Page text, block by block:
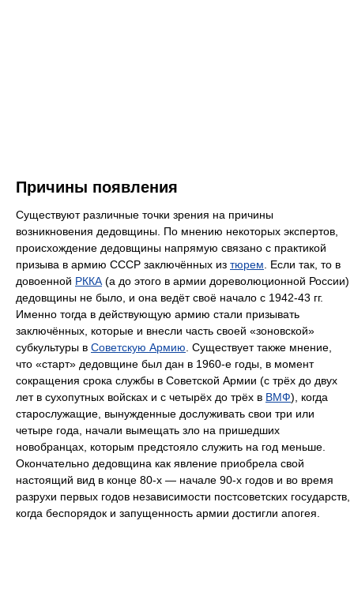
Причины появления
Существуют различные точки зрения на причины
возникновения дедовщины. По мнению некоторых экспертов,
происхождение дедовщины напрямую связано с практикой
призыва в армию СССР заключённых из тюрем . Если так, то в
довоенной РККА (а до этого в армии дореволюционной России)
дедовщины не было, и она ведёт своё начало с 1942-43 гг.
Именно тогда в действующую армию стали призывать
заключённых, которые и внесли часть своей «зоновской»
субкультуры в Советскую Армию . Существует также мнение,
что «старт» дедовщине был дан в 1960-е годы, в момент
сокращения срока службы в Советской Армии (с трёх до двух
лет в сухопутных войсках и с четырёх до трёх в ВМФ), когда
старослужащие, вынужденные дослуживать свои три или
четыре года, начали вымещать зло на пришедших
новобранцах, которым предстояло служить на год меньше.
Окончательно дедовщина как явление приобрела свой
настоящий вид в конце 80-х — начале 90-х годов и во время
разрухи первых годов независимости постсоветских государств,
когда беспорядок и запущенность армии достигли апогея.